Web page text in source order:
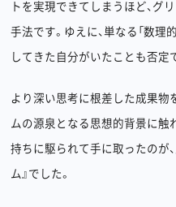
トを実現できてしまうほど、グ
手法です。ゆえに、単なる「数理
してきた自分がいたことも否定
より深い思考に根差した成果物
ムの源泉となる思想的背景に触
持ちに駆られて手に取ったのが
ム』でした。